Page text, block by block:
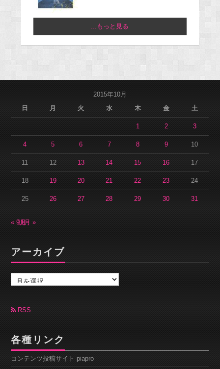
...もっと見る
2015年10月
日
月 火 水 木 金 土
1 2 3
4 5 6 7 8 9 10
11 12 13 14 15 16 17
18 19 20 21 22 23 24
25 26 27 28 29 30 31
« 9月
11月 »
アーカイブ
カ
ブ RSS
各種リンク
コンテンツ投稿サイト piapro